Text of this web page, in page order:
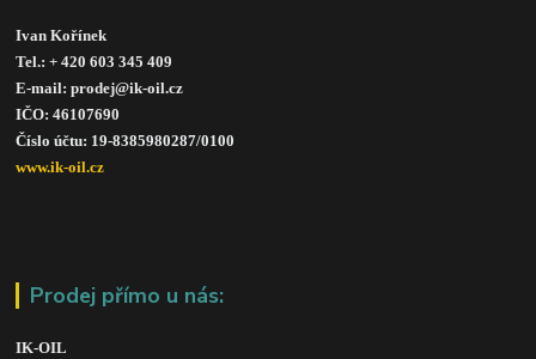
Ivan Kořínek
Tel.: + 420 603 345 409
E-mail: prodej@ik-oil.cz
IČO: 46107690
Číslo účtu: 19-8385980287/0100
www.ik-oil.cz
Prodej přímo u nás:
IK-OIL